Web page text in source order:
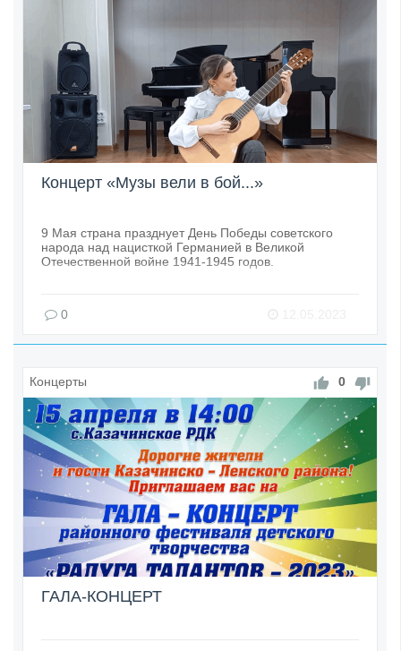
Концерт «Музы вели в бой...»
9 Мая страна празднует День Победы советского
народа над нацисткой Германией в Великой
Отечественной войне 1941-1945 годов.
0
Концерты 0
ГАЛА-КОНЦЕРТ